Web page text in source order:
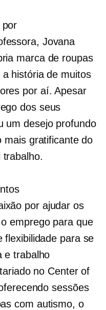
por
Jovana
marca de roupas
história de muitos
por aí. Apesar
dos seus
um desejo profundo
mais gratificante do
trabalho.
por ajudar os
emprego para que
flexibilidade para se
e trabalho
no Center of
sessões
com autismo, o